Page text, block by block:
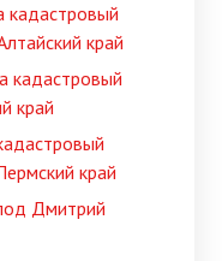
кадастровый
край
кадастровый
край
край
Дмитрий